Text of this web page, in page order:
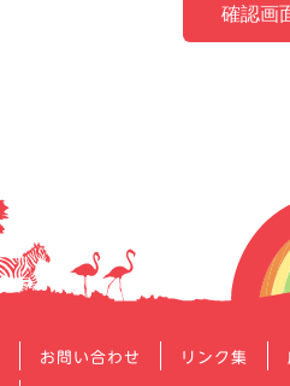
お問い合わせ リンク集